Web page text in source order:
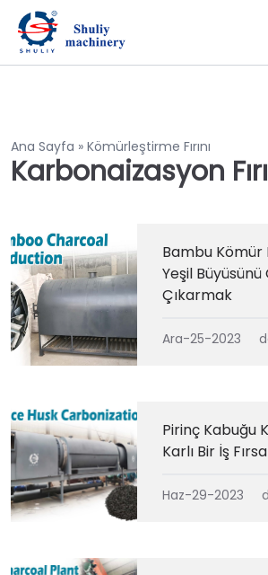
Ana Sayfa » Kömürleştirme Fırını
Karbonaizasyon
Bambu Kömür
Yeşil
Çıkarmak
Ara-25-2023
Pirinç Kabuğu
Karlı Bir İş
Haz-29-2023